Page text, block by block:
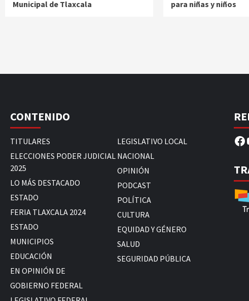
Municipal de Tlaxcala
para niñas y niños
CONTENIDO
TITULARES
ELECCIONES PODER JUDICIAL
2025
LO MÁS DESTACADO
ESTADO
FERIA TLAXCALA 2024
ESTADO
MUNICIPIOS
EDUCACIÓN
EN OPINIÓN DE
GOBIERNO FEDERAL
LEGISLATIVO LOCAL
NACIONAL
OPINIÓN
PODCAST
POLÍTICA
CULTURA
EQUIDAD Y GÉNERO
SALUD
SEGURIDAD PÚBLICA